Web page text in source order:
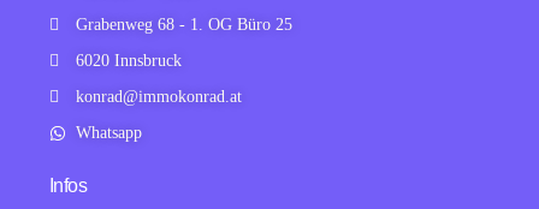
Grabenweg 68 - 1. OG Büro 25
6020 Innsbruck
konrad@immokonrad.at
Whatsapp
Infos